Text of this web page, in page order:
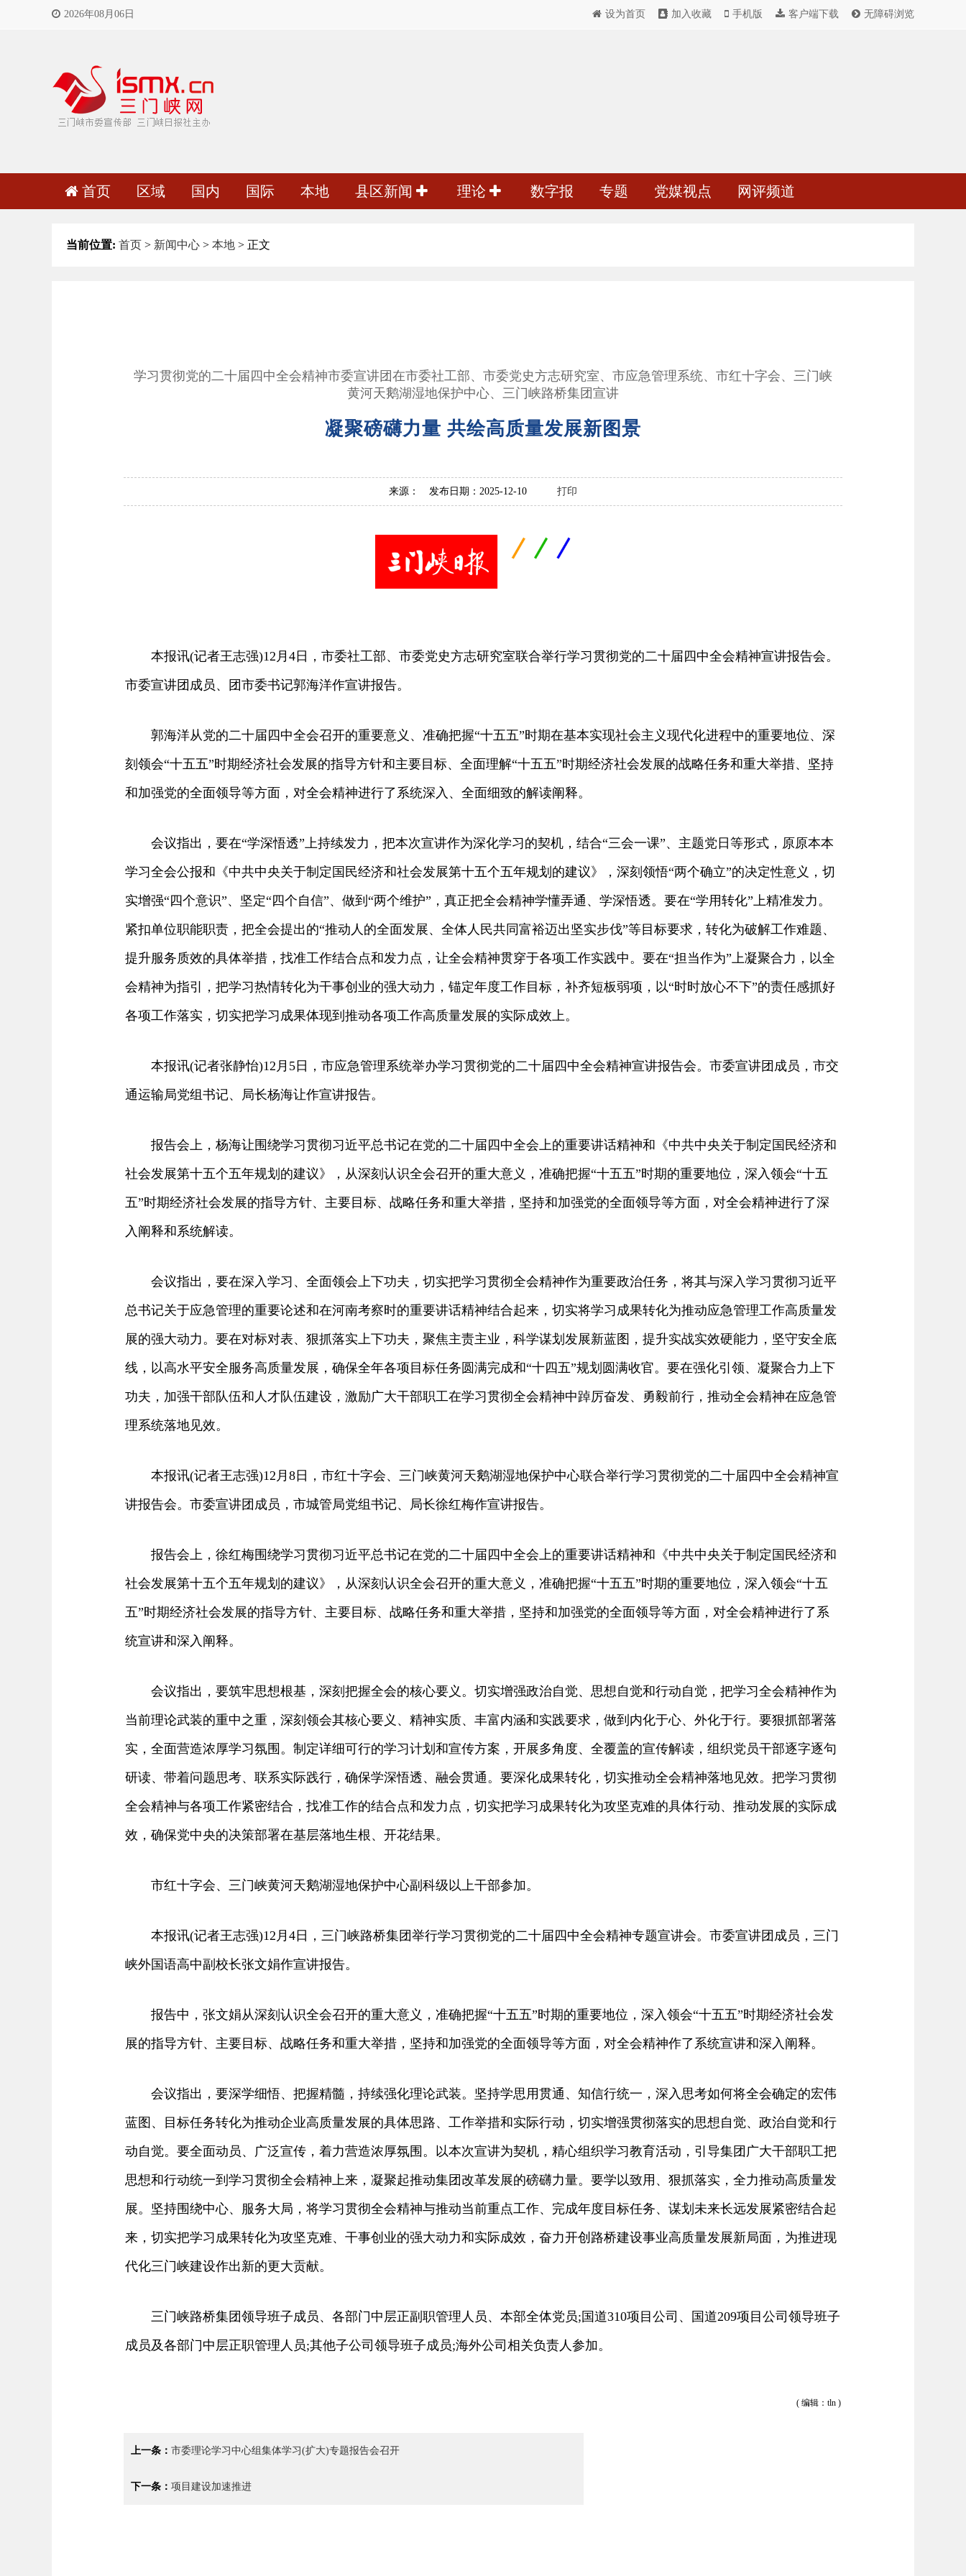
2026年08月06日 设为首页 加入收藏 手机版 客户端下载 无障碍浏览
首页 区域 国内 国际 本地 县区新闻 理论 数字报 专题 党媒视点 网评频道
当前位置: 首页 > 新闻中心 > 本地 > 正文
学习贯彻党的二十届四中全会精神市委宣讲团在市委社工部、市委党史方志研究室、市应急管理系统、市红十字会、三门峡
黄河天鹅湖湿地保护中心、三门峡路桥集团宣讲
凝聚磅礴力量 共绘高质量发展新图景
来源： 发布日期：2025-12-10 打印
本报讯(记者王志强)12月4日，市委社工部、市委党史方志研究室联合举行学习贯彻党的二十届四中全会精神宣讲报告会。
市委宣讲团成员、团市委书记郭海洋作宣讲报告。
郭海洋从党的二十届四中全会召开的重要意义、准确把握“十五五”时期在基本实现社会主义现代化进程中的重要地位、深
刻领会“十五五”时期经济社会发展的指导方针和主要目标、全面理解“十五五”时期经济社会发展的战略任务和重大举措、坚持
和加强党的全面领导等方面，对全会精神进行了系统深入、全面细致的解读阐释。
会议指出，要在“学深悟透”上持续发力，把本次宣讲作为深化学习的契机，结合“三会一课”、主题党日等形式，原原本本
学习全会公报和《中共中央关于制定国民经济和社会发展第十五个五年规划的建议》，深刻领悟“两个确立”的决定性意义，切
实增强“四个意识”、坚定“四个自信”、做到“两个维护”，真正把全会精神学懂弄通、学深悟透。要在“学用转化”上精准发力。
紧扣单位职能职责，把全会提出的“推动人的全面发展、全体人民共同富裕迈出坚实步伐”等目标要求，转化为破解工作难题、
提升服务质效的具体举措，找准工作结合点和发力点，让全会精神贯穿于各项工作实践中。要在“担当作为”上凝聚合力，以全
会精神为指引，把学习热情转化为干事创业的强大动力，锚定年度工作目标，补齐短板弱项，以“时时放心不下”的责任感抓好
各项工作落实，切实把学习成果体现到推动各项工作高质量发展的实际成效上。
本报讯(记者张静怡)12月5日，市应急管理系统举办学习贯彻党的二十届四中全会精神宣讲报告会。市委宣讲团成员，市交
通运输局党组书记、局长杨海让作宣讲报告。
报告会上，杨海让围绕学习贯彻习近平总书记在党的二十届四中全会上的重要讲话精神和《中共中央关于制定国民经济和
社会发展第十五个五年规划的建议》，从深刻认识全会召开的重大意义，准确把握“十五五”时期的重要地位，深入领会“十五
五”时期经济社会发展的指导方针、主要目标、战略任务和重大举措，坚持和加强党的全面领导等方面，对全会精神进行了深
入阐释和系统解读。
会议指出，要在深入学习、全面领会上下功夫，切实把学习贯彻全会精神作为重要政治任务，将其与深入学习贯彻习近平
总书记关于应急管理的重要论述和在河南考察时的重要讲话精神结合起来，切实将学习成果转化为推动应急管理工作高质量发
展的强大动力。要在对标对表、狠抓落实上下功夫，聚焦主责主业，科学谋划发展新蓝图，提升实战实效硬能力，坚守安全底
线，以高水平安全服务高质量发展，确保全年各项目标任务圆满完成和“十四五”规划圆满收官。要在强化引领、凝聚合力上下
功夫，加强干部队伍和人才队伍建设，激励广大干部职工在学习贯彻全会精神中踔厉奋发、勇毅前行，推动全会精神在应急管
理系统落地见效。
本报讯(记者王志强)12月8日，市红十字会、三门峡黄河天鹅湖湿地保护中心联合举行学习贯彻党的二十届四中全会精神宣
讲报告会。市委宣讲团成员，市城管局党组书记、局长徐红梅作宣讲报告。
报告会上，徐红梅围绕学习贯彻习近平总书记在党的二十届四中全会上的重要讲话精神和《中共中央关于制定国民经济和
社会发展第十五个五年规划的建议》，从深刻认识全会召开的重大意义，准确把握“十五五”时期的重要地位，深入领会“十五
五”时期经济社会发展的指导方针、主要目标、战略任务和重大举措，坚持和加强党的全面领导等方面，对全会精神进行了系
统宣讲和深入阐释。
会议指出，要筑牢思想根基，深刻把握全会的核心要义。切实增强政治自觉、思想自觉和行动自觉，把学习全会精神作为
当前理论武装的重中之重，深刻领会其核心要义、精神实质、丰富内涵和实践要求，做到内化于心、外化于行。要狠抓部署落
实，全面营造浓厚学习氛围。制定详细可行的学习计划和宣传方案，开展多角度、全覆盖的宣传解读，组织党员干部逐字逐句
研读、带着问题思考、联系实际践行，确保学深悟透、融会贯通。要深化成果转化，切实推动全会精神落地见效。把学习贯彻
全会精神与各项工作紧密结合，找准工作的结合点和发力点，切实把学习成果转化为攻坚克难的具体行动、推动发展的实际成
效，确保党中央的决策部署在基层落地生根、开花结果。
市红十字会、三门峡黄河天鹅湖湿地保护中心副科级以上干部参加。
本报讯(记者王志强)12月4日，三门峡路桥集团举行学习贯彻党的二十届四中全会精神专题宣讲会。市委宣讲团成员，三门
峡外国语高中副校长张文娟作宣讲报告。
报告中，张文娟从深刻认识全会召开的重大意义，准确把握“十五五”时期的重要地位，深入领会“十五五”时期经济社会发
展的指导方针、主要目标、战略任务和重大举措，坚持和加强党的全面领导等方面，对全会精神作了系统宣讲和深入阐释。
会议指出，要深学细悟、把握精髓，持续强化理论武装。坚持学思用贯通、知信行统一，深入思考如何将全会确定的宏伟
蓝图、目标任务转化为推动企业高质量发展的具体思路、工作举措和实际行动，切实增强贯彻落实的思想自觉、政治自觉和行
动自觉。要全面动员、广泛宣传，着力营造浓厚氛围。以本次宣讲为契机，精心组织学习教育活动，引导集团广大干部职工把
思想和行动统一到学习贯彻全会精神上来，凝聚起推动集团改革发展的磅礴力量。要学以致用、狠抓落实，全力推动高质量发
展。坚持围绕中心、服务大局，将学习贯彻全会精神与推动当前重点工作、完成年度目标任务、谋划未来长远发展紧密结合起
来，切实把学习成果转化为攻坚克难、干事创业的强大动力和实际成效，奋力开创路桥建设事业高质量发展新局面，为推进现
代化三门峡建设作出新的更大贡献。
三门峡路桥集团领导班子成员、各部门中层正副职管理人员、本部全体党员;国道310项目公司、国道209项目公司领导班子
成员及各部门中层正职管理人员;其他子公司领导班子成员;海外公司相关负责人参加。
( 编辑：tln )
上一条： 市委理论学习中心组集体学习(扩大)专题报告会召开
下一条： 项目建设加速推进